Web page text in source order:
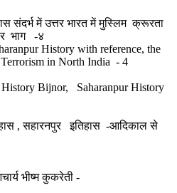
संदर्भ में उत्तर भारत में मुस्लिम क्रूरता
भाग -४
History with reference, the
in North India - 4
Bijnor, Saharanpur History
, सहारनपुर इतिहास -आदिकाल से
भीष्म कुकरेती -